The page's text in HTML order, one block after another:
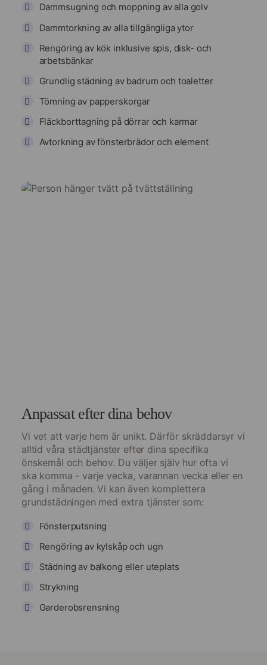
Dammsugning och moppning av alla golv
Dammtorkning av alla tillgängliga ytor
Rengöring av kök inklusive spis, disk- och
arbetsbänkar
Grundlig städning av badrum och toaletter
Tömning av papperskorgar
Fläckborttagning på dörrar och karmar
Avtorkning av fönsterbrädor och element
Anpassat efter dina behov
Vi vet att varje hem är unikt. Därför skräddarsyr vi
alltid våra städtjänster efter dina specifika
önskemål och behov. Du väljer själv hur ofta vi
ska komma - varje vecka, varannan vecka eller en
gång i månaden. Vi kan även komplettera
grundstädningen med extra tjänster som:
Fönsterputsning
Rengöring av kylskåp och ugn
Städning av balkong eller uteplats
Strykning
Garderobsrensning